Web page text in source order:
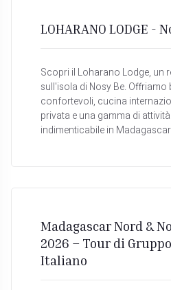
LOHARANO LODGE -
Scopri il Loharano Lodge, un
sull'isola di Nosy Be. Offriamo
confortevoli, cucina
privata e una gamma di
indimenticabile in Madagascar.
Madagascar Nord &
2026 – Tour di
Italiano